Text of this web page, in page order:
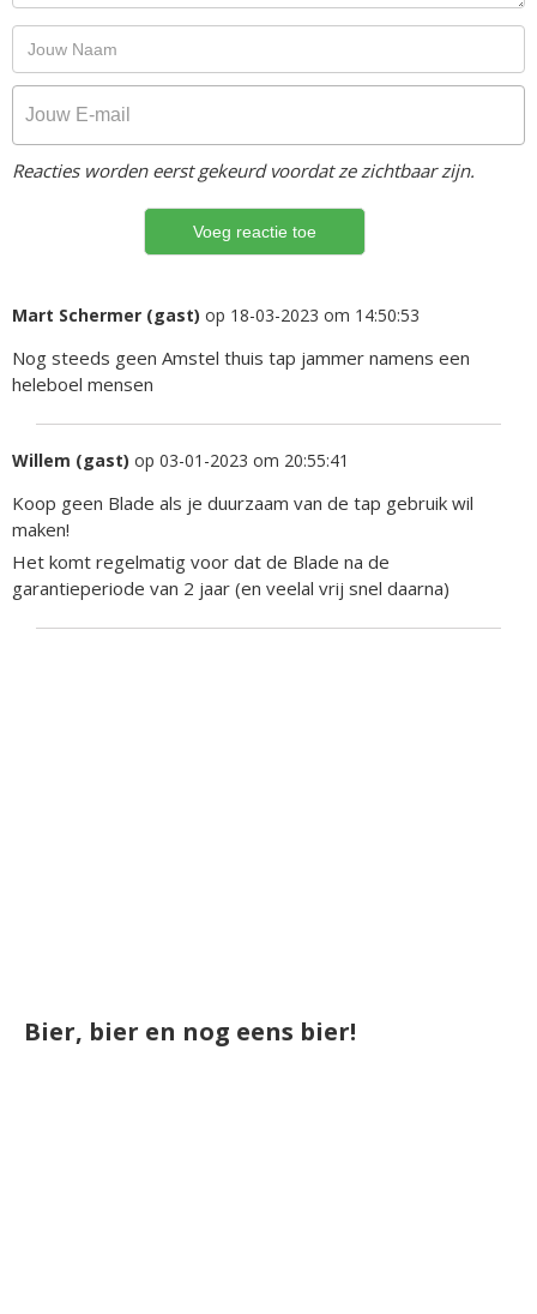
Reacties worden eerst gekeurd voordat ze zichtbaar zijn.
Mart Schermer (gast) op 18-03-2023 om 14:50:53
Nog steeds geen Amstel thuis tap jammer namens een
heleboel mensen
Willem (gast) op 03-01-2023 om 20:55:41
Koop geen Blade als je duurzaam van de tap gebruik wil
maken!
Het komt regelmatig voor dat de Blade na de
garantieperiode van 2 jaar (en veelal vrij snel daarna)
Bier, bier en nog eens bier!